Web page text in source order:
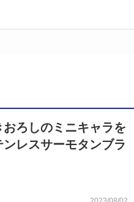
おろしのミニキャラを
レスサーモタンブラ